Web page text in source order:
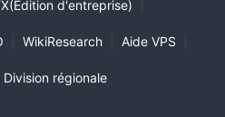
d'entreprise)
WikiResearch Aide VPS
Division régionale